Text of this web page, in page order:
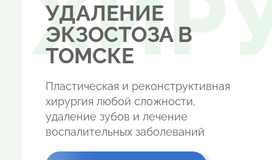
УДАЛЕНИЕ
ЭКЗОСТОЗА В
ТОМСКЕ
Пластическая и реконструктивная
хирургия любой сложности,
удаление зубов и лечение
воспалительных заболеваний